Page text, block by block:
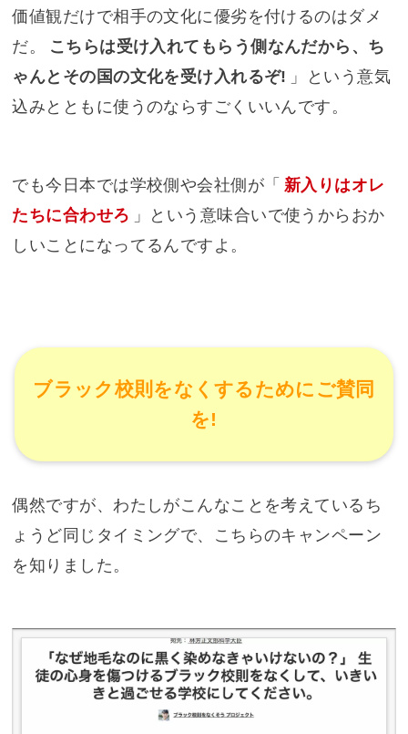
価値観だけで相手の文化に優劣を付けるのはダメ
だ。
こちらは受け入れてもらう側なんだから、ち
ゃんとその国の文化を受け入れるぞ! 」という意気
込みとともに使うのならすごくいいんです。
でも今日本では学校側や会社側が「 新入りはオレ
たちに合わせろ 」という意味合いで使うからおか
しいことになってるんですよ。
ブラック校則をなくするためにご賛同
を!
偶然ですが、わたしがこんなことを考えているち
ょうど同じタイミングで、こちらのキャンペーン
を知りました。